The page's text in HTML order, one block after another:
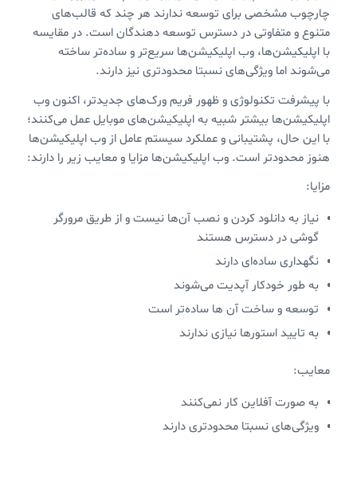
چارچوب مشخصی برای توسعه ندارند هر چند که قالب‌های
متنوع و متفاوتی در دسترس توسعه دهندگان است. در مقایسه
با اپلیکیشن‌ها، وب اپلیکیشن‌ها سریع‌تر و ساده‌تر ساخته
می‌شوند اما ويژگی‌های نسبتا محدودتری نیز دارند.
با پیشرفت تکنولوژی و ظهور فریم ورک‌های جدیدتر، اکنون وب
اپلیکیشن‌ها بیشتر شبیه به اپلیکیشن‌های موبایل عمل می‌کنند؛
با این حال، پشتیبانی و عملکرد سیستم عامل از وب اپلیکیشن‌ها
هنوز محدودتر است. وب اپلیکیشن‌ها مزایا و معایب زیر را دارند:
مزایا:
نیاز به دانلود کردن و نصب آن‌ها نیست و از طریق مرورگر
گوشی در دسترس هستند
نگهداری ساده‌ای دارند
به طور خودکار آپدیت می‌شوند
توسعه و ساخت آن ها ساده‌تر است
به تایید استورها نیازی ندارند
معایب:
به صورت آفلاین کار نمی‌کنند
ویژگی‌های نسبتا محدودتری دارند